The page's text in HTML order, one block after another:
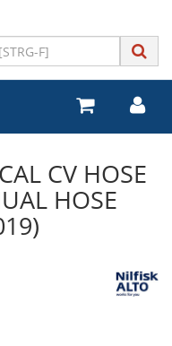
CV HOSE
HOSE